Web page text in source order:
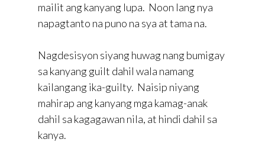
mailit ang kanyang lupa. Noon lang nya
napagtanto na puno na sya at tama na.
Nagdesisyon siyang huwag nang bumigay
sa kanyang guilt dahil wala namang
kailangang ika-guilty. Naisip niyang
mahirap ang kanyang mga kamag-anak
dahil sa kagagawan nila, at hindi dahil sa
kanya.